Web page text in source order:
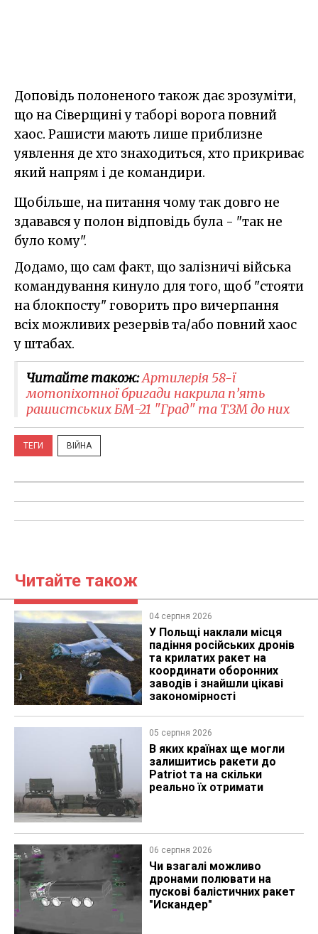
Доповідь полоненого також дає зрозуміти,
що на Сіверщині у таборі ворога повний
хаос. Рашисти мають лише приблизне
уявлення де хто знаходиться, хто прикриває
який напрям і де командири.
Щобільше, на питання чому так довго не
здавався у полон відповідь була - "так не
було кому".
Додамо, що сам факт, що залізничі війська
командування кинуло для того, щоб "стояти
на блокпосту" говорить про вичерпання
всіх можливих резервів та/або повний хаос
у штабах.
Читайте також:Артилерія 58-ї
мотопіхотної бригади накрила п’ять
рашистських БМ-21 "Град" та ТЗМ до них
ТЕГИ ВІЙНА
Читайте також
04 серпня 2026
У Польщі наклали місця
падіння російських дронів
та крилатих ракет на
координати оборонних
заводів і знайшли цікаві
закономірності
05 серпня 2026
В яких країнах ще могли
залишитись ракети до
Patriot та на скільки
реально їх отримати
06 серпня 2026
Чи взагалі можливо
дронами полювати на
пускові балістичних ракет
"Искандер"